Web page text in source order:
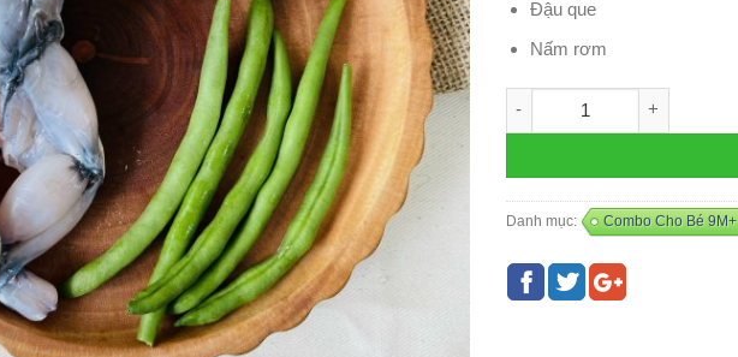
Đậu que
Nấm rơm
Danh mục: Combo Cho Bé 9M+